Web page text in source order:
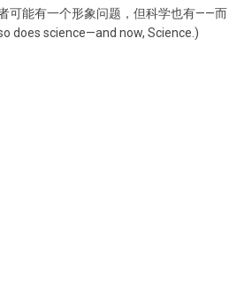
可能有一个形象问题，但科学也有——而
does science—and now, Science.)